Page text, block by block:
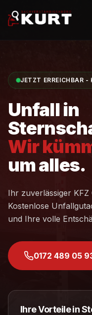
JETZT ERREICHBAR -
Unfall in
Wir
um alles.
Ihr zuverlässiger KFZ
Kostenlose
und Ihre volle
0172 489 05
Ihre Vorteile in